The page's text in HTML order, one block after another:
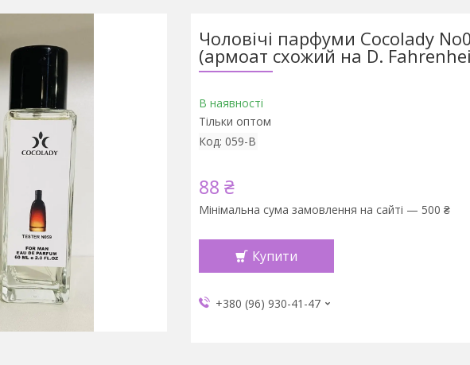
Чоловічі парфуми Cocolady
(армоат схожий на D.
В наявності
Тільки оптом
Код: 059-В
88 ₴
Мінімальна сума замовлення на сайті — 500 ₴
Купити
+380 (96) 930-41-47